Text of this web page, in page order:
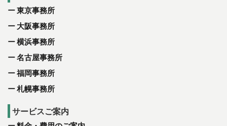
東京事務所
大阪事務所
横浜事務所
名古屋事務所
福岡事務所
札幌事務所
サービスご案内